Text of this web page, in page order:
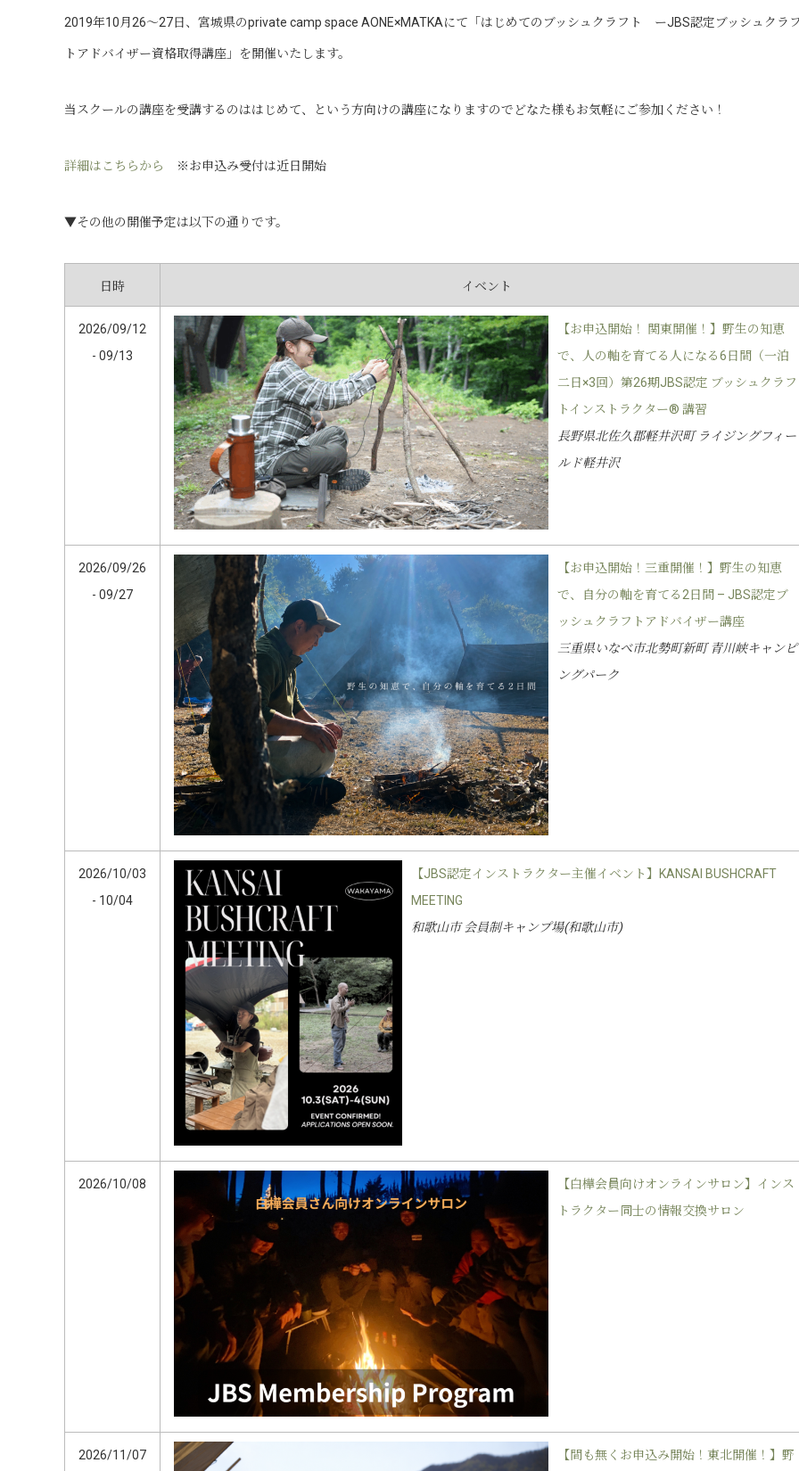
2019年10月26～27日、宮城県のprivate camp space AONE×MATKAにて「はじめてのブッシュクラフト ーJBS認定ブッシュクラ
トアドバイザー資格取得講座」を開催いたします。
当スクールの講座を受講するのははじめて、という方向けの講座になりますのでどなた様もお気軽にご参加ください！
詳細はこちらから ※お申込み受付は近日開始
▼その他の開催予定は以下の通りです。
日時 イベント
2026/09/12
- 09/13
【お申込開始！ 関東開催！】野生の知恵
で、人の軸を育てる人になる6日間（一泊
二日×3回）第26期JBS認定 ブッシュクラフ
トインストラクター® 講習
長野県北佐久郡軽井沢町 ライジングフィー
ルド軽井沢
2026/09/26
- 09/27
【お申込開始！三重開催！】野生の知恵
で、自分の軸を育てる2日間 – JBS認定ブ
ッシュクラフトアドバイザー講座
三重県いなべ市北勢町新町 青川峡キャンピ
ングパーク
2026/10/03
- 10/04
【JBS認定インストラクター主催イベント】KANSAI BUSHCRAFT
MEETING
和歌山市 会員制キャンプ場(和歌山市)
2026/10/08
【白樺会員向けオンラインサロン】インス
トラクター同士の情報交換サロン
2026/11/07
【間も無くお申込み開始！東北開催！】野